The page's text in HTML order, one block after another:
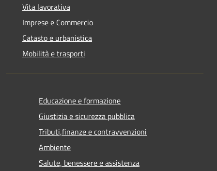
Vita lavorativa
Imprese e Commercio
Catasto e urbanistica
Mobilità e trasporti
Educazione e formazione
Giustizia e sicurezza pubblica
Tributi,finanze e contravvenzioni
Ambiente
Salute, benessere e assistenza